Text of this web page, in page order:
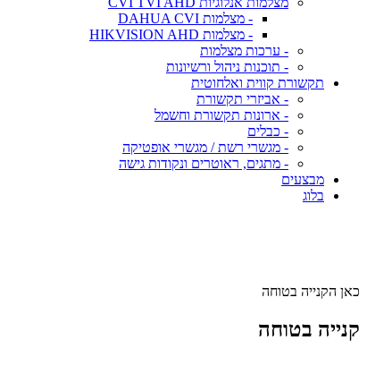
- מצלמות DAHUA CVI
- מצלמות HIKVISION AHD
- ערכות מצלמות
- תוכנות ניהול ורשיונות
תקשורת קווית ואלחוטית
- אביזרי תקשורת
- ארונות תקשורת וחשמל
- כבלים
- מגשרי רשת / מגשרי אופטיקה
- מתגים, ראוטרים ונקודות גישה
מבצעים
בלוג
כאן הקנייה בטוחה
קנייה בטוחה